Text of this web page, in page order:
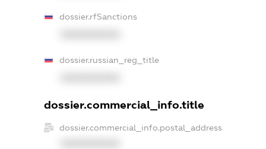
dossier.rfSanctions
dossier.russian_reg_title
dossier.commercial_info.title
dossier.commercial_info.postal_address